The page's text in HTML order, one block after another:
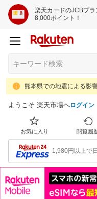
楽天カードのJCBブ
8,000ポイント！
熊本県での地震による影
ようこそ 楽天市場へログイン
お気に入り 閲覧履
1,980円以上で